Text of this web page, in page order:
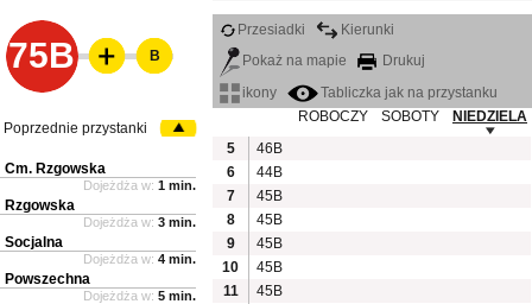
75B
Przesiadki
Kierunki
Pokaż na mapie
Drukuj
ikony
Tabliczka jak na przystanku
ROBOCZY
SOBOTY
NIEDZIELA
5
46B
6
44B
7
45B
8
45B
9
45B
10
45B
11
45B
B
Poprzednie przystanki
Cm. Rzgowska
Dojeżdża w: 1 min.
Rzgowska
Dojeżdża w: 3 min.
Socjalna
Dojeżdża w: 4 min.
Powszechna
Dojeżdża w: 5 min.